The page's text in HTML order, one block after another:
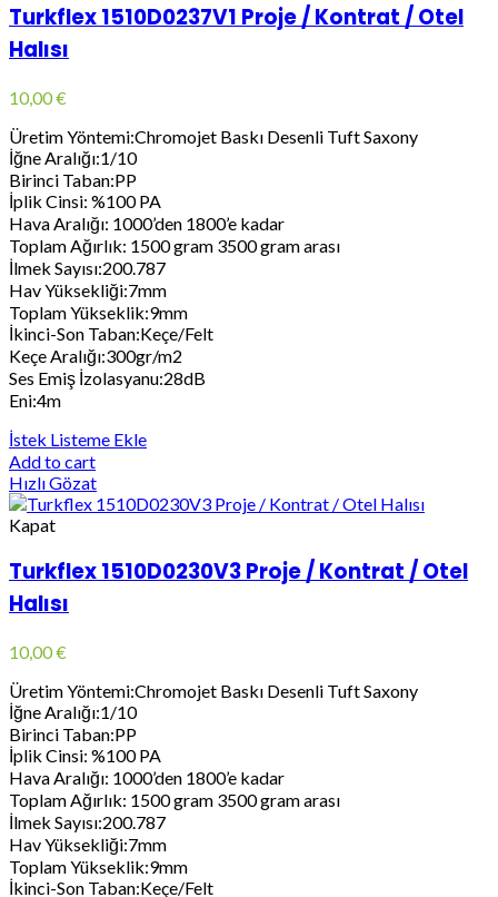
Turkflex 1510D0237V1 Proje / Kontrat / Otel
Halısı
10,00€
Üretim Yöntemi:Chromojet Baskı Desenli Tuft Saxony
İğne Aralığı:1/10
Birinci Taban:PP
İplik Cinsi: %100 PA
Hava Aralığı: 1000’den 1800’e kadar
Toplam Ağırlık: 1500 gram 3500 gram arası
İlmek Sayısı:200.787
Hav Yüksekliği:7mm
Toplam Yükseklik:9mm
İkinci-Son Taban:Keçe/Felt
Keçe Aralığı:300gr/m2
Ses Emiş İzolasyanu:28dB
Eni:4m
İstek Listeme Ekle
Add to cart
Hızlı Gözat
Kapat
Turkflex 1510D0230V3 Proje / Kontrat / Otel
Halısı
10,00€
Üretim Yöntemi:Chromojet Baskı Desenli Tuft Saxony
İğne Aralığı:1/10
Birinci Taban:PP
İplik Cinsi: %100 PA
Hava Aralığı: 1000’den 1800’e kadar
Toplam Ağırlık: 1500 gram 3500 gram arası
İlmek Sayısı:200.787
Hav Yüksekliği:7mm
Toplam Yükseklik:9mm
İkinci-Son Taban:Keçe/Felt